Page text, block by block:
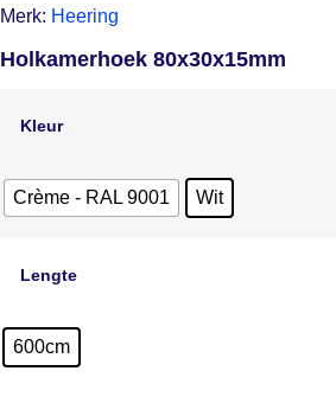
Merk: Heering
Holkamerhoek 80x30x15mm
Kleur
Crème - RAL 9001 Wit
Lengte
600cm